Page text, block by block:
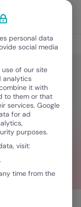
demo
éxito en
personal data
social media
of our site
analytics
it with
to them or that
services. Google
for ad
purposes.
visit:
time from the